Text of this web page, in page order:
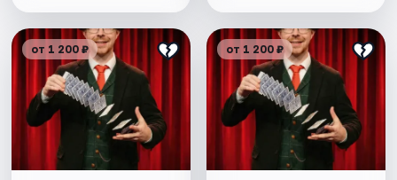
от 1 200 ₽ от 1 200 ₽